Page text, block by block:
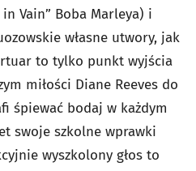
Vain” Boba Marleya) i
własne utwory, jak
to tylko punkt wyjścia
miłości Diane Reeves do
śpiewać bodaj w każdym
swoje szkolne wprawki
wyszkolony głos to